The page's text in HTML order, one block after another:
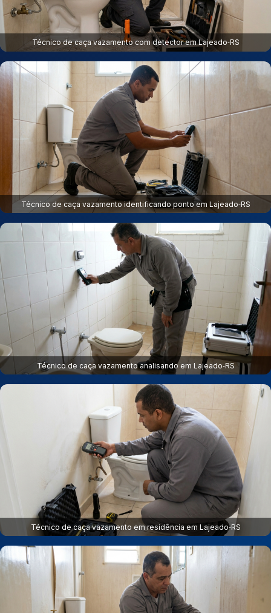
Técnico de caça vazamento com detector em Lajeado‑RS
Técnico de caça vazamento identificando ponto em Lajeado‑RS
Técnico de caça vazamento analisando em Lajeado‑RS
Técnico de caça vazamento em residência em Lajeado‑RS